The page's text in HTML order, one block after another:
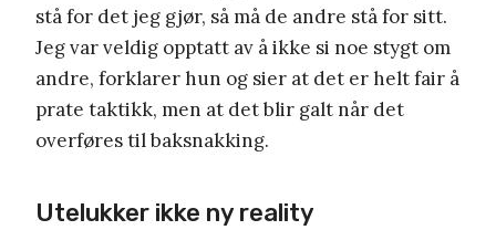
stå for det jeg gjør, så må de andre stå for sitt.
Jeg var veldig opptatt av å ikke si noe stygt om
andre, forklarer hun og sier at det er helt fair å
prate taktikk, men at det blir galt når det
overføres til baksnakking.
Utelukker ikke ny reality